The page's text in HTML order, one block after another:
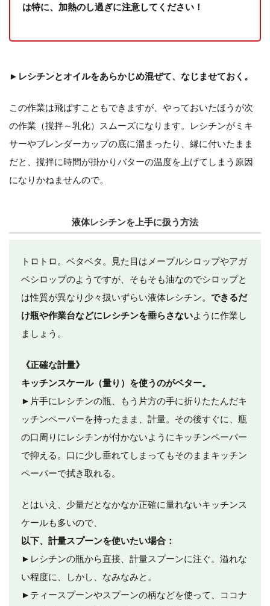
は特に、加熱のし過ぎに注意してください！
►レシチンとオイルをあらかじめ混ぜて、なじませておく。
この作業は飛ばすこともできますが、やっておいたほうが次
の作業（撹拌～乳化）スムーズになります。レシチンがミキ
サーやブレンダーカップの底に溜まったり、縁に付いたまま
だと、撹拌に時間が掛かりバターの温度を上げてしまう原因
になりかねませんので。
液体レシチンを上手に扱う方法
トロトロ。ベタベタ。見た目はメープルシロップやアガ
ベシロップのようですが、そもそも油なのでシロップと
は性質が異なり少々扱いずらい液体レシチン。 できるだ
け瓶や作業台などにレシチンを垂らさないように作業し
ましょう。
《正確な計量》
キッチンスケール（量り）を使うのがベター。
►片手にレシチンの瓶、もう片方の手に折りたたんだキ
ッチンペーパーを持ったまま、計量。その後すぐに、瓶
の口周りにレシチンが付かないようにキッチンペーパー
で抑える。口に少し垂れてしまってもそのままキッチン
ペーパーで拭き取れる。
とはいえ、少量だとなかなか正確に量れないキッチンス
ケールも多いので、
以下、計量スプーンを使いたい場合：
►レシチンの瓶から直接、計量スプーンに注ぐ。溢れな
い程度に、しかし、なみなみと。
►ティースプーンやスプーンの柄などを使って、ココナ